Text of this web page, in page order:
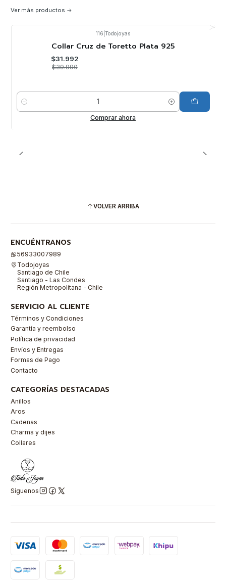
Ver más productos
116 Todojoyas
Collar Cruz de Toretto Plata 925
$31.992
$39.990
Cantidad
Comprar ahora
VOLVER ARRIBA
ENCUÉNTRANOS
56933007989
Todojoyas
Santiago de Chile
Santiago - Las Condes
Región Metropolitana - Chile
SERVICIO AL CLIENTE
Términos y Condiciones
Garantía y reembolso
Política de privacidad
Envíos y Entregas
Formas de Pago
Contacto
CATEGORÍAS DESTACADAS
Anillos
Aros
Cadenas
Charms y dijes
Collares
Síguenos